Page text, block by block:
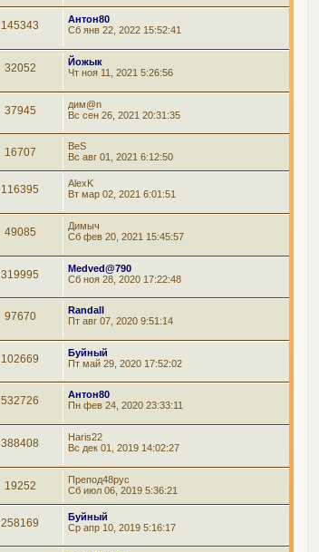
145343
Антон80
Сб янв 22, 2022 15:52:41
32052
Йожык
Чт ноя 11, 2021 5:26:56
37945
дим@n
Вс сен 26, 2021 20:31:35
16707
BeS
Вс авг 01, 2021 6:12:50
116395
AlexK
Вт мар 02, 2021 6:01:51
49085
Димыч
Сб фев 20, 2021 15:45:57
319995
Medved@790
Сб ноя 28, 2020 17:22:48
97670
Randall
Пт авг 07, 2020 9:51:14
102669
Буйный
Пт май 29, 2020 17:52:02
532726
Антон80
Пн фев 24, 2020 23:33:11
388408
Haris22
Вс дек 01, 2019 14:02:27
19252
Препод48рус
Сб июл 06, 2019 5:36:21
258169
Буйный
Ср апр 10, 2019 5:16:17